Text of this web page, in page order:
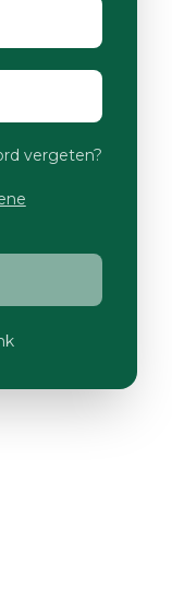
vergeten?